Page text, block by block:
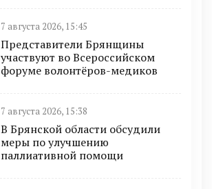
7 августа 2026, 15:45
Представители Брянщины
участвуют во Всероссийском
форуме волонтёров-медиков
7 августа 2026, 15:38
В Брянской области обсудили
меры по улучшению
паллиативной помощи